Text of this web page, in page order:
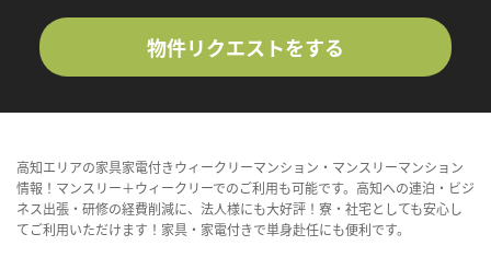
物件リクエストをする
高知エリアの家具家電付きウィークリーマンション・マンスリーマンション
情報！マンスリー＋ウィークリーでのご利用も可能です。高知への連泊・ビジ
ネス出張・研修の経費削減に、法人様にも大好評！寮・社宅としても安心し
てご利用いただけます！家具・家電付きで単身赴任にも便利です。